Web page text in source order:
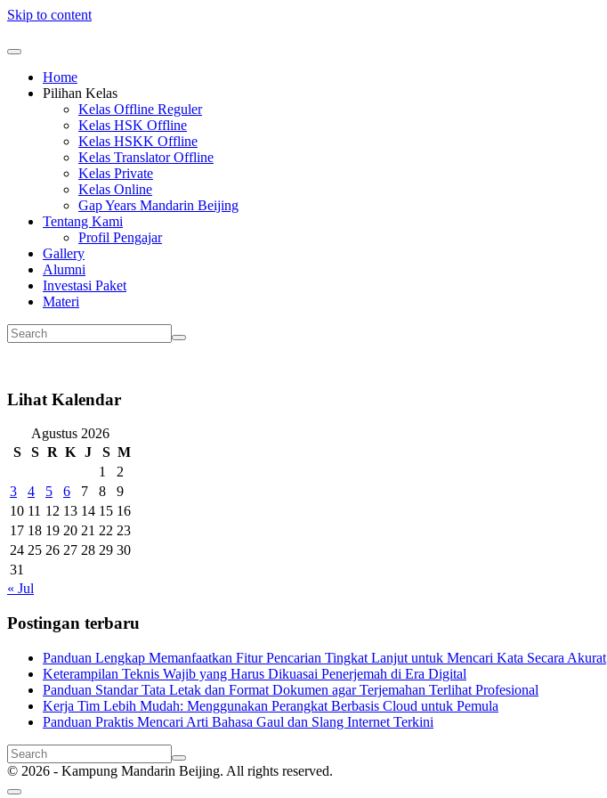
Skip to content
Home
Pilihan Kelas
Kelas Offline Reguler
Kelas HSK Offline
Kelas HSKK Offline
Kelas Translator Offline
Kelas Private
Kelas Online
Gap Years Mandarin Beijing
Tentang Kami
Profil Pengajar
Gallery
Alumni
Investasi Paket
Materi
Lihat Kalendar
Agustus 2026
S
S R K J S M
1
2
3
4 5 6 7 8
9
10 11 12 13 14 15 16
17 18 19 20 21 22 23
24 25 26 27 28 29 30
31
« Jul
Postingan terbaru
Panduan Lengkap Memanfaatkan Fitur Pencarian Tingkat Lanjut untuk Mencari Kata Secara Akurat
Keterampilan Teknis Wajib yang Harus Dikuasai Penerjemah di Era Digital
Panduan Standar Tata Letak dan Format Dokumen agar Terjemahan Terlihat Profesional
Kerja Tim Lebih Mudah: Menggunakan Perangkat Berbasis Cloud untuk Pemula
Panduan Praktis Mencari Arti Bahasa Gaul dan Slang Internet Terkini
© 2026 - Kampung Mandarin Beijing. All rights reserved.